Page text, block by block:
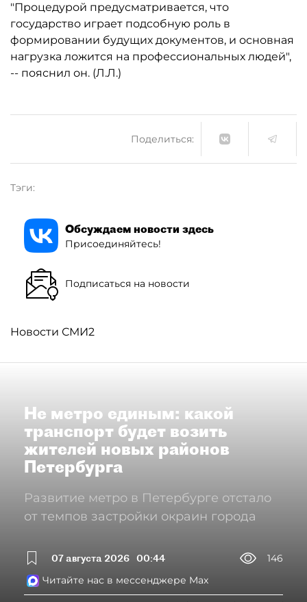
"Процедурой предусматривается, что
государство играет подсобную роль в
формировании будущих документов, и основная
нагрузка ложится на профессиональных людей",
-- пояснил он. (Л.Л.)
Поделиться:
Тэги:
Обсуждаем новости здесь
Присоединяйтесь!
Подписаться на новости
Новости СМИ2
Не метро единым: какой
транспорт будет возить
жителей новых районов
Петербурга
Развитие метро в Петербурге отстало
от темпов застройки окраин города
07 августа 2026 00:44
146
Читайте нас в мессенджере Max